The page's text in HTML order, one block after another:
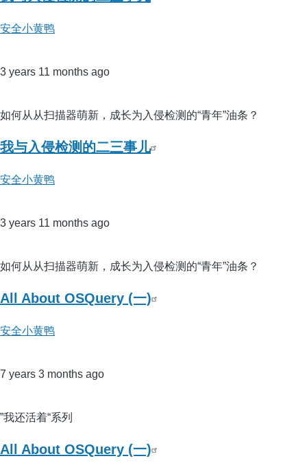
安全小黄鸭
3 years 11 months ago
如何从从扫描器萌新，成长为入侵检测的“青年”油条？
我与入侵检测的二三事儿
安全小黄鸭
3 years 11 months ago
如何从从扫描器萌新，成长为入侵检测的“青年”油条？
All About OSQuery (一)
安全小黄鸭
7 years 3 months ago
”我还活着“系列
All About OSQuery (一)